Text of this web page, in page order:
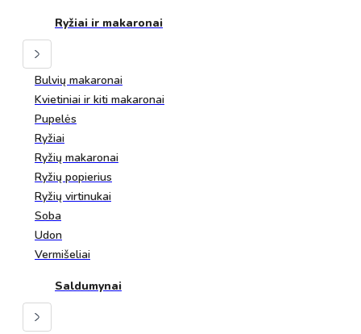
Ryžiai ir makaronai
Bulvių makaronai
Kvietiniai ir kiti makaronai
Pupelės
Ryžiai
Ryžių makaronai
Ryžių popierius
Ryžių virtinukai
Soba
Udon
Vermišeliai
Saldumynai